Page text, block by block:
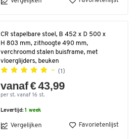
CR stapelbare stoel, B 452 x D 500 x
H 803 mm, zithoogte 490 mm,
verchroomd stalen buisframe, met
vloerglijders, beuken
(1)
vanaf € 43,99
per st. vanaf 16 st.
Levertijd:1 week
Vergelijken Favorietenlijst